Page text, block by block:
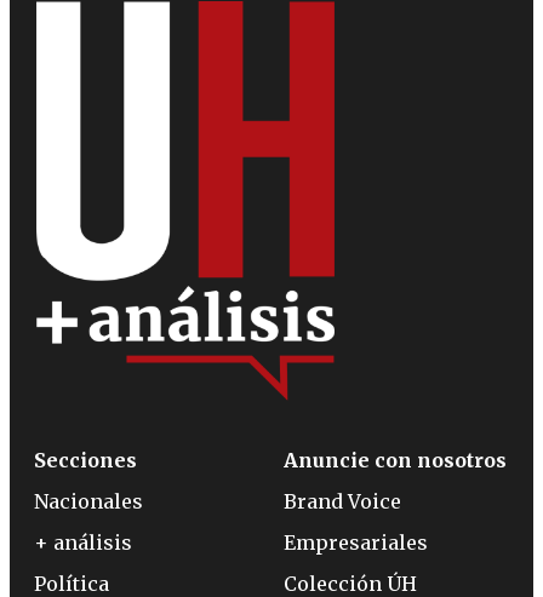
Secciones
Nacionales
+ análisis
Política
Anuncie con nosotros
Brand Voice
Empresariales
Colección ÚH